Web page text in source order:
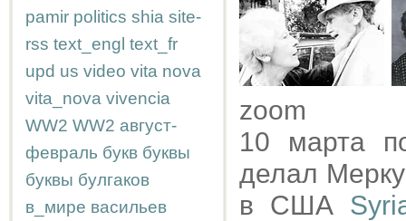
pamir politics shia site-
rss text_engl text_fr
upd us video vita nova
vita_nova vivencia
WW2 WW2 август-
февраль букв буквы
буквы булгаков
в_мире васильев
zoom
10 марта
делал
в США